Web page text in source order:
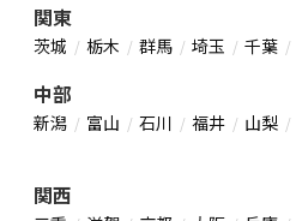
関東
茨城 栃木 群馬 埼玉 千葉
中部
新潟 富山 石川 福井 山梨
関西